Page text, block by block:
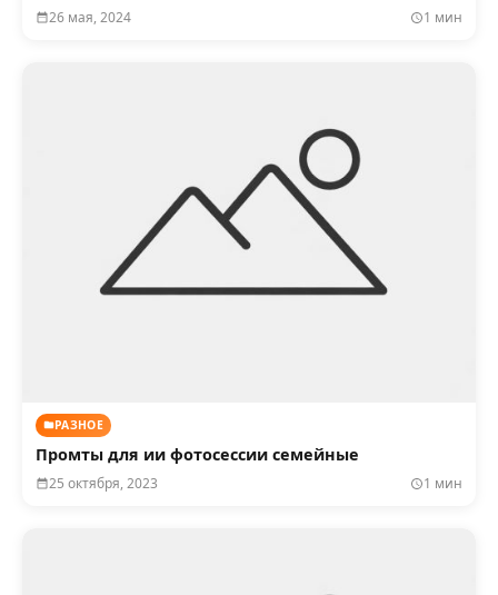
26 мая, 2024 1 мин
РАЗНОЕ
Промты для ии фотосессии семейные
25 октября, 2023 1 мин